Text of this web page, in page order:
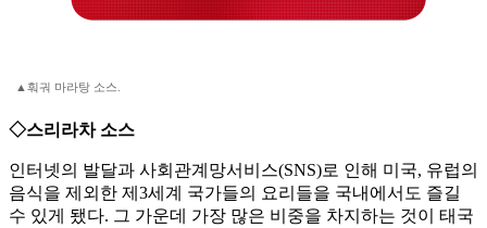
▲훠궈 마라탕 소스.
◇스리라차 소스
인터넷의 발달과 사회관계망서비스(SNS)로 인해 미국, 유럽의
음식을 제외한 제3세계 국가들의 요리들을 국내에서도 즐길
수 있게 됐다. 그 가운데 가장 많은 비중을 차지하는 것이 태국